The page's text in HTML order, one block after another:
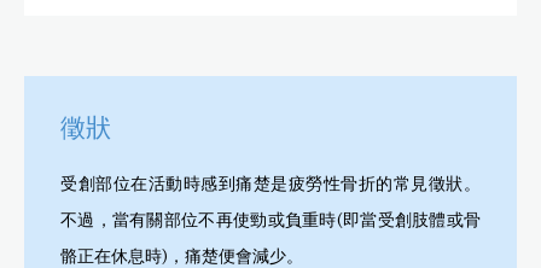
徵狀
受創部位在活動時感到痛楚是疲勞性骨折的常見徵狀。
不過，當有關部位不再使勁或負重時(即當受創肢體或骨
骼正在休息時)，痛楚便會減少。